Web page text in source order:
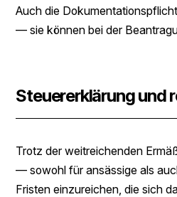
Auch die
— sie können bei der
Steuererklärung und
Trotz der weitreichenden
— sowohl für ansässige als
Fristen einzureichen, die sich